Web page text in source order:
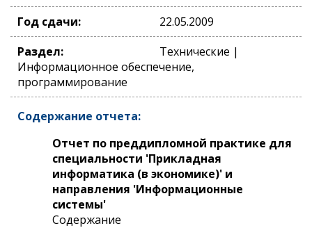
Год сдачи:
22.05.2009
Раздел:
Технические |
Информационное обеспечение,
программирование
Содержание отчета:
Отчет по преддипломной практике для
специальности 'Прикладная
информатика (в экономике)' и
направления 'Информационные
системы'
Содержание